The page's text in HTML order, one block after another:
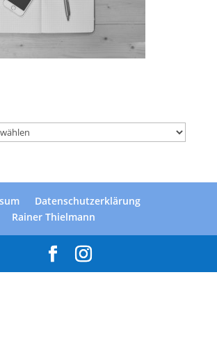
Datenschutzerklärung
Rainer Thielmann